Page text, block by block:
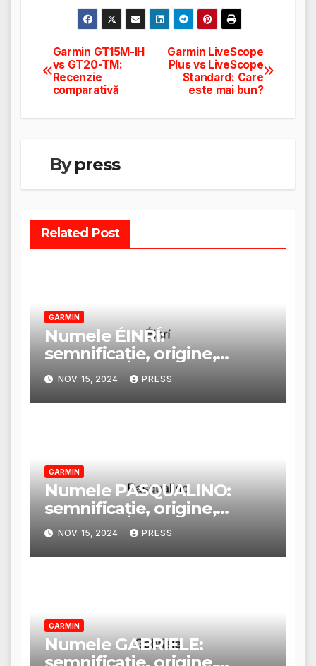
Navigare
în
articole
Garmin LiveScope
Plus vs LiveScope
Standard: Care
este mai bun?
Garmin GT15M-IH
vs GT20-TM:
Recenzie
comparativă
Bypress
Related Post
GARMIN
Numele ÉINRÍ:
semnificație, origine,
trăsături și personalitate
NOV. 15, 2024 PRESS
GARMIN
Numele PASQUALINO:
semnificație, origine,
trăsături și personalitate
NOV. 15, 2024 PRESS
GARMIN
Numele GABRIELE: